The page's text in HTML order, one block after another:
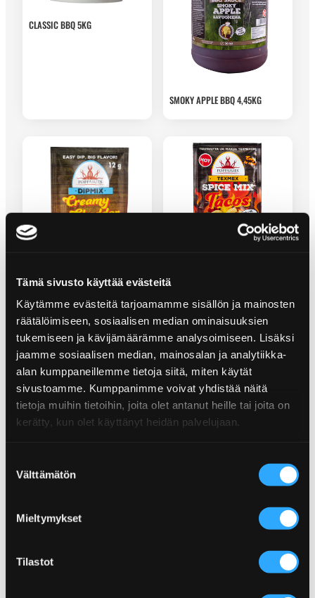
Tämä sivusto käyttää evästeitä
Käytämme evästeitä tarjoamamme sisällön ja mainosten
räätälöimiseen, sosiaalisen median ominaisuuksien
tukemiseen ja kävijämäärämme analysoimiseen. Lisäksi
jaamme sosiaalisen median, mainosalan ja analytiikka-
alan kumppaneillemme tietoja siitä, miten käytät
sivustoamme. Kumppanimme voivat yhdistää näitä
tietoja muihin tietoihin, joita olet antanut heille tai joita on
kerätty, kun olet käyttänyt heidän palvelujaan.
valinta
Välttämätön
Mieltymykset
Tilastot
CLASSIC BBQ 5KG
SMOKY APPLE BBQ 4,45KG
CREAMY CHEDDAR STYLE DIPMIX
BUFFALO HOT WING SAUCE BUFFALO MEDIUM WING SAUCE